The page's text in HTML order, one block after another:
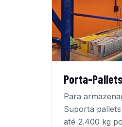
Porta-
Para
Suporta
até 2.400 kg